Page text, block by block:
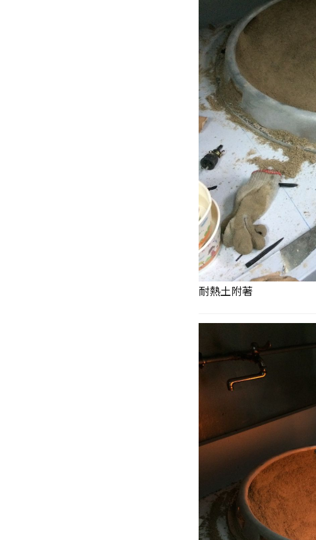
耐熱土附著